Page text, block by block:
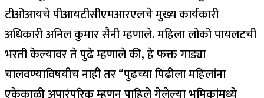
टीओआयचे पीआयटीसीएमआरएलचे मुख्य कार्यकारी
अधिकारी अनिल कुमार सैनी म्हणाले.महिला लोको पायलटची
भरती केल्यावर ते पुढे म्हणाले की, हे फक्त गाड्या
चालवण्याविषयीच नाही तर “पुढच्या पिढीला महिलांना